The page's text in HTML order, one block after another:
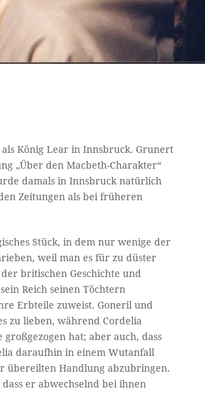
König Lear in Innsbruck. Grunert
„Über den Macbeth-Charakter“
damals in Innsbruck natürlich
Zeitungen als bei früheren
Stück, in dem nur wenige der
weil man es für zu düster
britischen Geschichte und
Reich seinen Töchtern
Erbteile zuweist. Goneril und
zu lieben, während Cordelia
hat; aber auch, dass
daraufhin in einem Wutanfall
übereilten Handlung abzubringen.
er abwechselnd bei ihnen